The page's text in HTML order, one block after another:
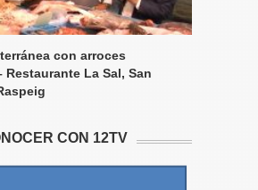
con arroces
La Sal, San
CON 12TV